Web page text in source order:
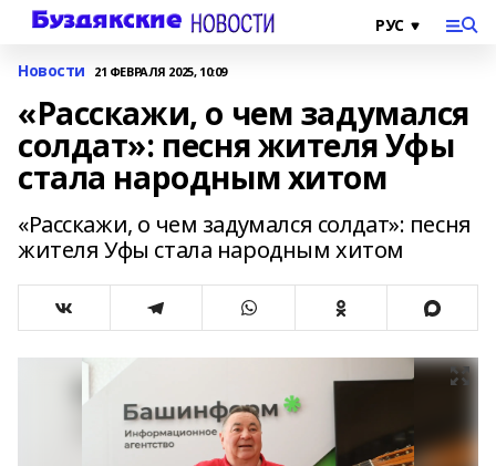
Новости 21 ФЕВРАЛЯ 2025, 10:09
«Расскажи, о чем задумался
солдат»: песня жителя Уфы
стала народным хитом
«Расскажи, о чем задумался солдат»: песня
жителя Уфы стала народным хитом